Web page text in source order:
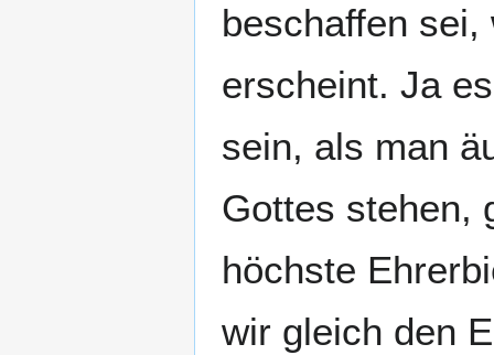
beschaffen
erscheint. Ja
sein, als man
Gottes stehen,
höchste
wir gleich den